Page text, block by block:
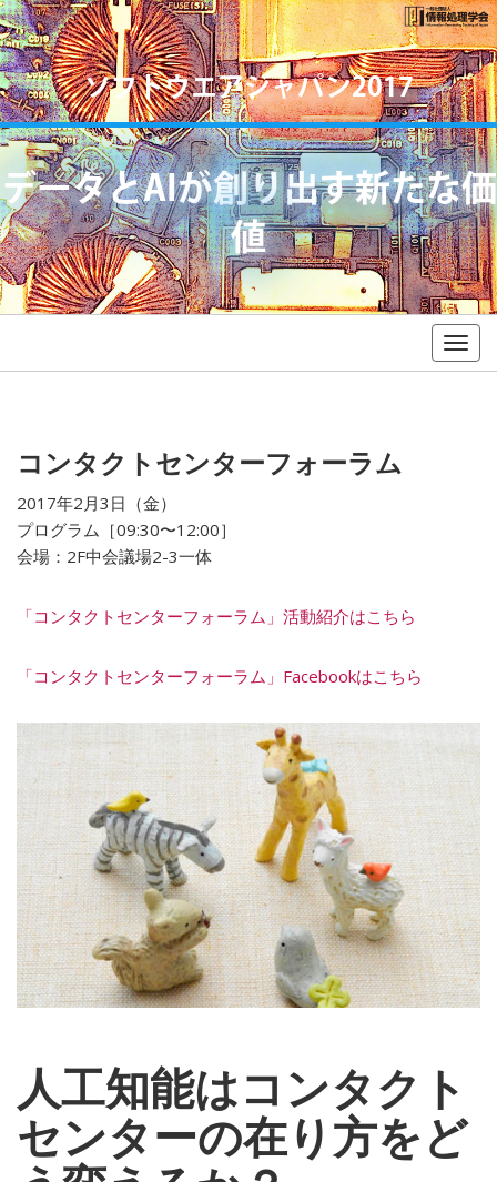
ソフトウエアジャパン2017
データとAIが創り出す新たな価
値
コンタクトセンターフォーラム
2017年2月3日（金）
プログラム［09:30〜12:00］
会場：2F中会議場2-3一体
「コンタクトセンターフォーラム」活動紹介はこちら
「コンタクトセンターフォーラム」Facebookはこちら
人工知能はコンタクト
センターの在り方をど